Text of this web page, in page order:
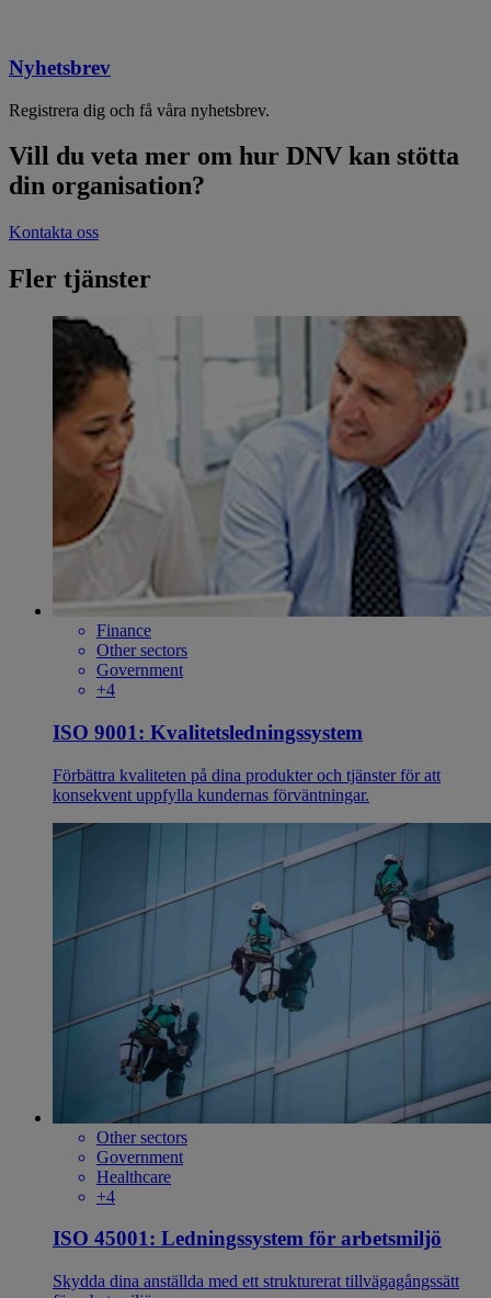
Nyhetsbrev
Registrera dig och få våra nyhetsbrev.
Vill du veta mer om hur DNV kan stötta
din organisation?
Kontakta oss
Fler tjänster
Finance
Other sectors
Government
+4
ISO 9001: Kvalitetsledningssystem
Förbättra kvaliteten på dina produkter och tjänster för att
konsekvent uppfylla kundernas förväntningar.
Other sectors
Government
Healthcare
+4
ISO 45001: Ledningssystem för arbetsmiljö
Skydda dina anställda med ett strukturerat tillvägagångssätt